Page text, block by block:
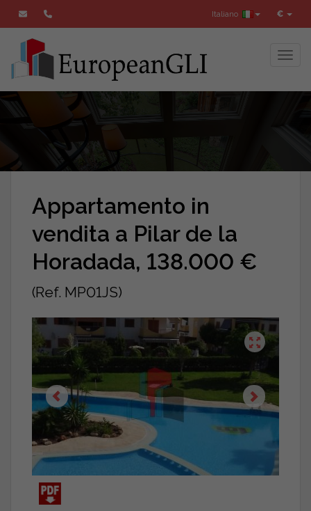
€
Italiano
Appartamento in
vendita a Pilar de la
Horadada, 138.000 €
(Ref. MP01JS)